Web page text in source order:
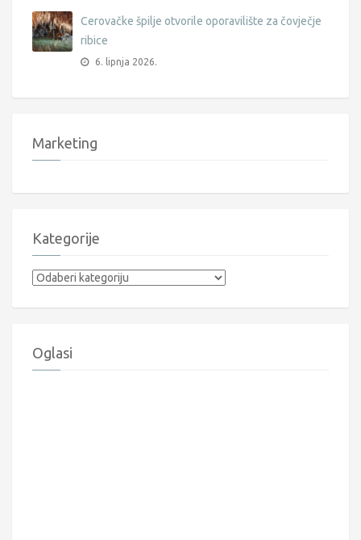
Cerovačke špilje otvorile oporavilište za čovječje
ribice
6. lipnja 2026.
Marketing
Kategorije
Kategorije
Oglasi